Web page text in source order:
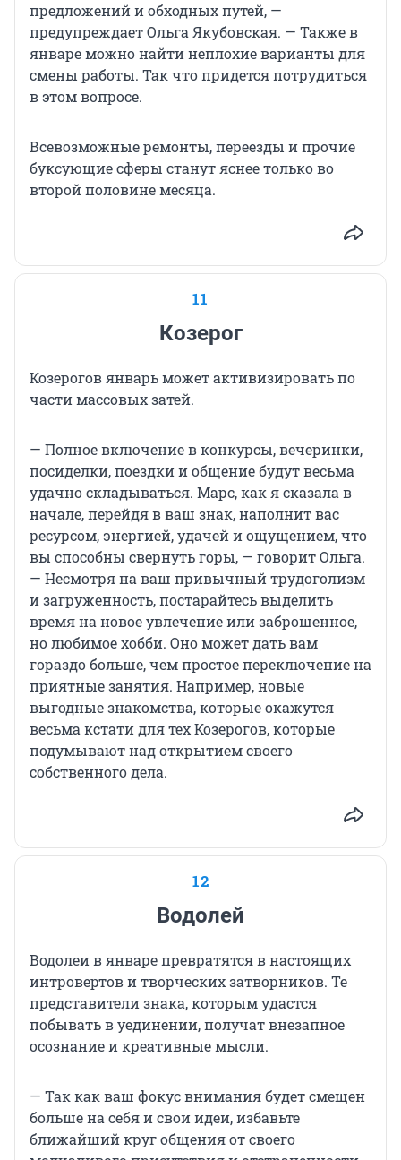
предложений и обходных путей, —
предупреждает Ольга Якубовская. — Также в
январе можно найти неплохие варианты для
смены работы. Так что придется потрудиться
в этом вопросе.
Всевозможные ремонты, переезды и прочие
буксующие сферы станут яснее только во
второй половине месяца.
11
Козерог
Козерогов январь может активизировать по
части массовых затей.
— Полное включение в конкурсы, вечеринки,
посиделки, поездки и общение будут весьма
удачно складываться. Марс, как я сказала в
начале, перейдя в ваш знак, наполнит вас
ресурсом, энергией, удачей и ощущением, что
вы способны свернуть горы, — говорит Ольга.
— Несмотря на ваш привычный трудоголизм
и загруженность, постарайтесь выделить
время на новое увлечение или заброшенное,
но любимое хобби. Оно может дать вам
гораздо больше, чем простое переключение на
приятные занятия. Например, новые
выгодные знакомства, которые окажутся
весьма кстати для тех Козерогов, которые
подумывают над открытием своего
собственного дела.
12
Водолей
Водолеи в январе превратятся в настоящих
интровертов и творческих затворников. Те
представители знака, которым удастся
побывать в уединении, получат внезапное
осознание и креативные мысли.
— Так как ваш фокус внимания будет смещен
больше на себя и свои идеи, избавьте
ближайший круг общения от своего